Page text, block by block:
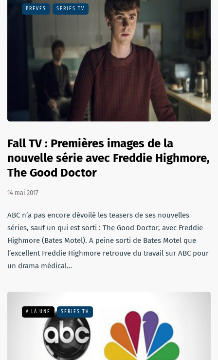
BRÈVES SÉRIES TV
Fall TV : Premières images de la
nouvelle série avec Freddie Highmore,
The Good Doctor
14 mai 2017
ABC n’a pas encore dévoilé les teasers de ses nouvelles
séries, sauf un qui est sorti : The Good Doctor, avec Freddie
Highmore (Bates Motel). A peine sorti de Bates Motel que
l’excellent Freddie Highmore retrouve du travail sur ABC pour
un drama médical…
A LA UNE SÉRIES TV